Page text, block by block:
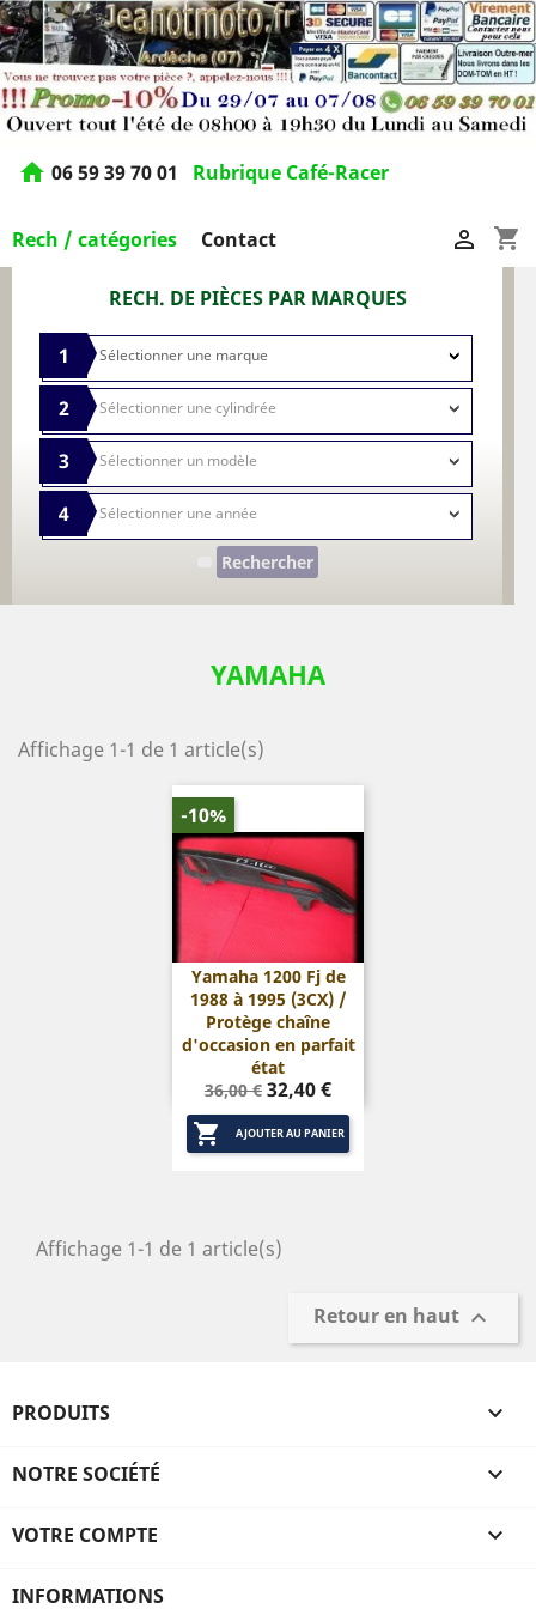
home 06 59 39 70 01 Rubrique Café-Racer
Rech / catégories Contact shopping_cart

RECH. DE PIÈCES PAR MARQUES
1
2
3
4
Rechercher
YAMAHA
Affichage 1-1 de 1 article(s)
Yamaha 1200 Fj de
1988 à 1995 (3CX) /
Protège chaîne
d'occasion en parfait
état
Prix
de
base
36,00 € Prix
32,40 €
 AJOUTER AU PANIER
-10%
Affichage 1-1 de 1 article(s)
Retour en haut 
PRODUITS 
NOTRE SOCIÉTÉ 
VOTRE COMPTE 
INFORMATIONS